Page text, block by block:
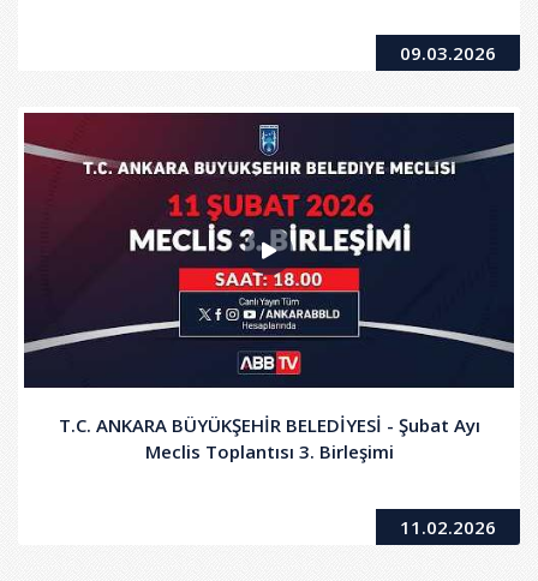
09.03.2026
T.C. ANKARA BÜYÜKŞEHİR BELEDİYESİ - Şubat Ayı
Meclis Toplantısı 3. Birleşimi
11.02.2026